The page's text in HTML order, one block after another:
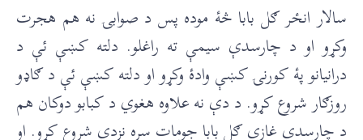
سالار انځر ګل بابا څۀ موده پس د صوابۍ نه هم هجرت
وکړو او د چارسدې سيمې ته راغلو. دلته کښې ئې د
درانيانو پۀ کورنۍ کښې وادۀ وکړو او دلته کښې ئې د ګاډو
روزګار شروع کړو. د دې نه علاوه هغوي د کبابو دوکان هم
د چارسدې غازي ګل بابا جومات سره نزدې شروع کړو. او